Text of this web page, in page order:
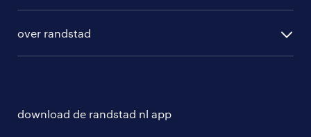
hr-diensten
tarieven
solliciteren
over randstad
download de randstad nl app